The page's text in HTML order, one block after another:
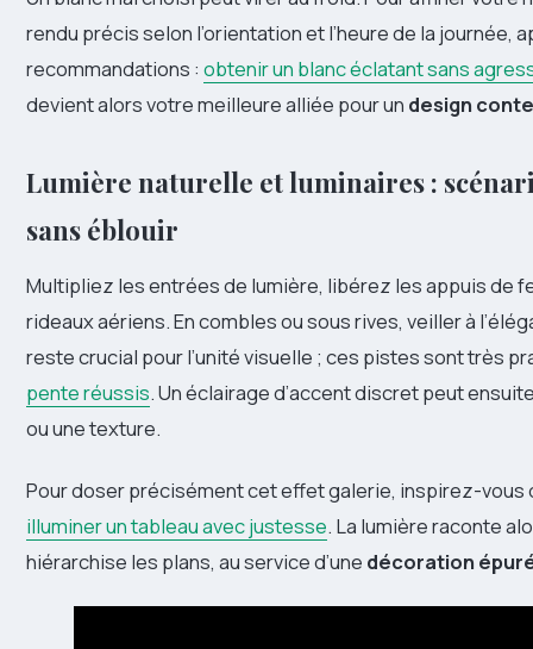
rendu précis selon l’orientation et l’heure de la journée,
recommandations : obtenir un blanc éclatant sans
devient alors votre meilleure alliée pour un design
Lumière naturelle et luminaires :
sans éblouir
Multipliez les entrées de lumière, libérez les appuis de
rideaux aériens. En combles ou sous rives, veiller à
reste crucial pour l’unité visuelle ; ces pistes sont très
pente réussis. Un éclairage d’accent discret peut
ou une texture.
Pour doser précisément cet effet galerie, inspirez-vous
illuminer un tableau avec justesse. La lumière raconte
hiérarchise les plans, au service d’une décoration